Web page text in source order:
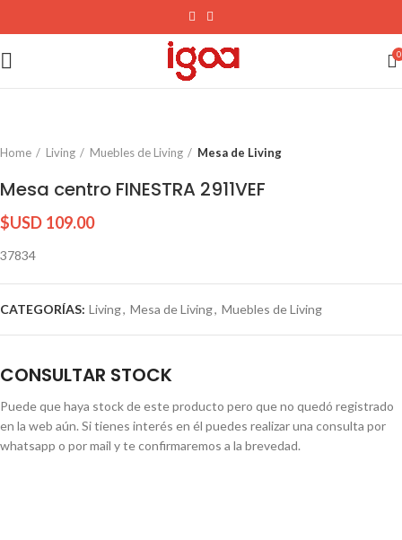
0
Home Living Muebles de Living Mesa de Living
Mesa centro FINESTRA 2911VEF
$USD 109.00
37834
CATEGORÍAS: Living, Mesa de Living, Muebles de Living
CONSULTAR STOCK
Puede que haya stock de este producto pero que no quedó registrado
en la web aún. Si tienes interés en él puedes realizar una consulta por
whatsapp o por mail y te confirmaremos a la brevedad.